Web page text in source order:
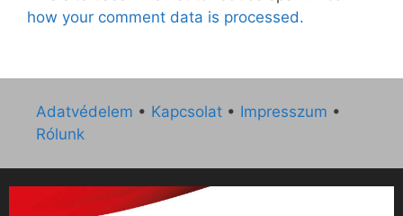
how your comment data is processed.
Adatvédelem • Kapcsolat • Impresszum •
Rólunk